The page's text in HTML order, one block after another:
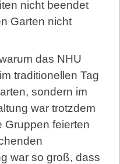
nicht beendet
Garten nicht
das NHU
traditionellen Tag
sondern im
war trotzdem
Gruppen feierten
war so groß, dass